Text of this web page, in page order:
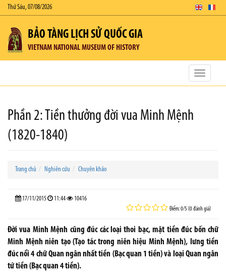
Thứ Sáu, 07/08/2026
BẢO TÀNG LỊCH SỬ QUỐC GIA
VIETNAM NATIONAL MUSEUM OF HISTORY
Toggle
Phần 2: Tiền thưởng đời vua Minh Mệnh
(1820-1840)
Trang chủ Nghiên cứu Chuyên khảo
17/11/2015 11:44 10416
Điểm: 0/5 (0 đánh giá)
Đời vua Minh Mệnh cũng đúc các loại thoi bạc, mặt tiền đúc bốn chữ
Minh Mệnh niên tạo (Tạo tác trong niên hiệu Minh Mệnh), lưng tiền
đúc nổi 4 chữ Quan ngân nhất tiền (Bạc quan 1 tiền) và loại Quan ngân
tứ tiền (Bạc quan 4 tiền).